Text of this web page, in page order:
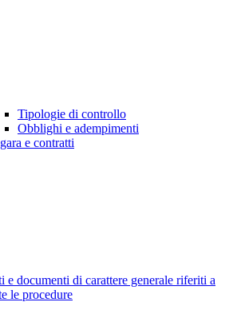
Tipologie di controllo
Obblighi e adempimenti
e contratti
e documenti di carattere generale riferiti a
le procedure